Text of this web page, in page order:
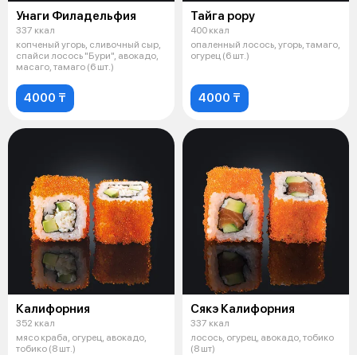
Унаги Филадельфия
337 ккал
копченый угорь, сливочный сыр,
спайси лосось "Бури", авокадо,
масаго, тамаго (6 шт.)
4000 ₸
Тайга рору
400 ккал
опаленный лосось, угорь, тамаго,
огурец (6 шт.)
4000 ₸
Калифорния
352 ккал
мясо краба, огурец, авокадо,
тобико (8 шт.)
Сякэ Калифорния
337 ккал
лосось, огурец, авокадо, тобико
(8 шт)